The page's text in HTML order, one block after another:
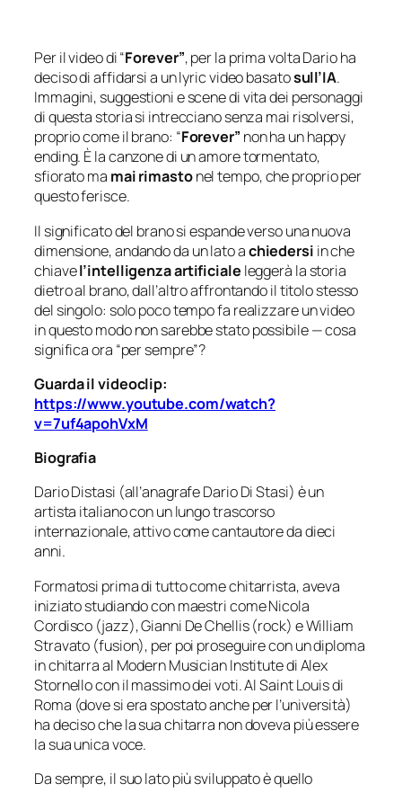
Per il video di “Forever”, per la prima volta Dario ha
deciso di affidarsi a un lyric video basatosull’IA.
Immagini, suggestioni e scene di vita dei personaggi
di questa storia si intrecciano senza mai risolversi,
proprio come il brano: “Forever” non ha un happy
ending. È la canzone di un amore tormentato,
sfiorato ma mai rimastonel tempo, che proprio per
questo ferisce.
Il significato del brano si espande verso una nuova
dimensione, andando da un lato achiedersi in che
chiavel’intelligenza artificiale leggerà la storia
dietro al brano, dall’altro affrontando il titolo stesso
del singolo: solo poco tempo fa realizzare un video
in questo modo non sarebbe stato possibile — cosa
significa ora “per sempre”?
Guarda il videoclip:
https://www.youtube.com/watch?
v=7uf4apohVxM
Biografia
Dario Distasi (all’anagrafe Dario Di Stasi) è un
artista italiano con un lungo trascorso
internazionale, attivo come cantautore da dieci
anni.
Formatosi prima di tutto come chitarrista, aveva
iniziato studiando con maestri come Nicola
Cordisco (jazz), Gianni De Chellis (rock) e William
Stravato (fusion), per poi proseguire con un diploma
in chitarra al Modern Musician Institute di Alex
Stornello con il massimo dei voti. Al Saint Louis di
Roma (dove si era spostato anche per l’università)
ha deciso che la sua chitarra non doveva più essere
la sua unica voce.
Da sempre, il suo lato più sviluppato è quello